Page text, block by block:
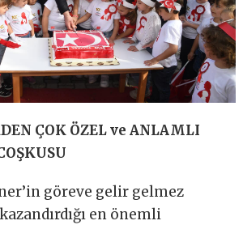
ÇOK ÖZEL ve ANLAMLI
göreve gelir gelmez
en önemli